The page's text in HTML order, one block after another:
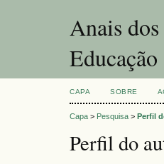
Anais
Educação
CAPA SOBRE
Capa > Pesquisa > Perfil
Perfil do